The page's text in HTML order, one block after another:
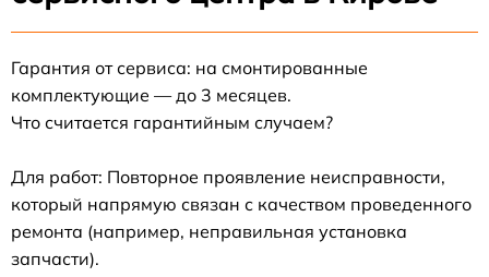
Гарантия от сервиса: на смонтированные
комплектующие — до 3 месяцев.
Что считается гарантийным случаем?
Для работ: Повторное проявление неисправности,
который напрямую связан с качеством проведенного
ремонта (например, неправильная установка
запчасти).